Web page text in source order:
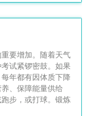
要增加。随着天气
试紧锣密鼓。如果
年都有因体质下降
、保障能量供给
步，或打球。锻炼